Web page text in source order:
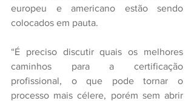
europeu e americano estão sendo
colocados em pauta.
“É preciso discutir quais os melhores
caminhos para a certificação
profissional, o que pode tornar o
processo mais célere, porém sem abrir